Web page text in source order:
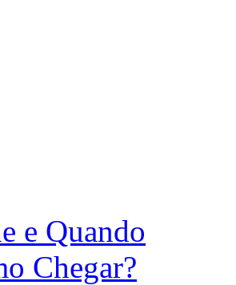
e Quando
Chegar?